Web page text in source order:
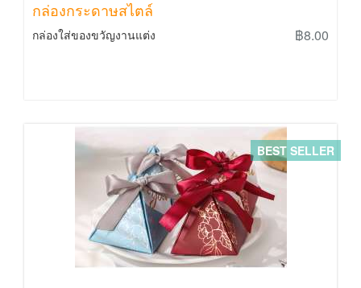
กล่องกระดาษสไตล์
กล่องใส่ของขวัญงานแต่ง ฿8.00
BEST SELLER